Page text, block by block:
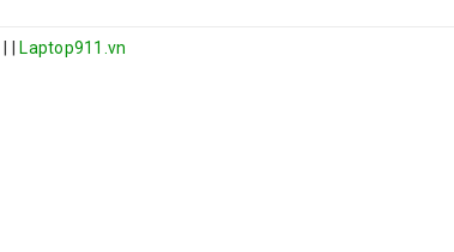
Laptop911.vn